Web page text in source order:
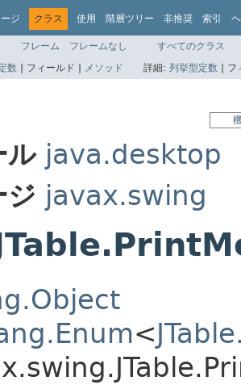
ジ クラス 使用 階層ツリー 非推奨 索引
フレーム フレームなし
すべてのクラス
数 | フィールド | メソッド 詳細: 列挙型定数 | フ
ル java.desktop
ジ javax.swing
<